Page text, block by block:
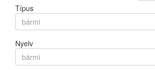
Típus
bármi
Nyelv
bármi